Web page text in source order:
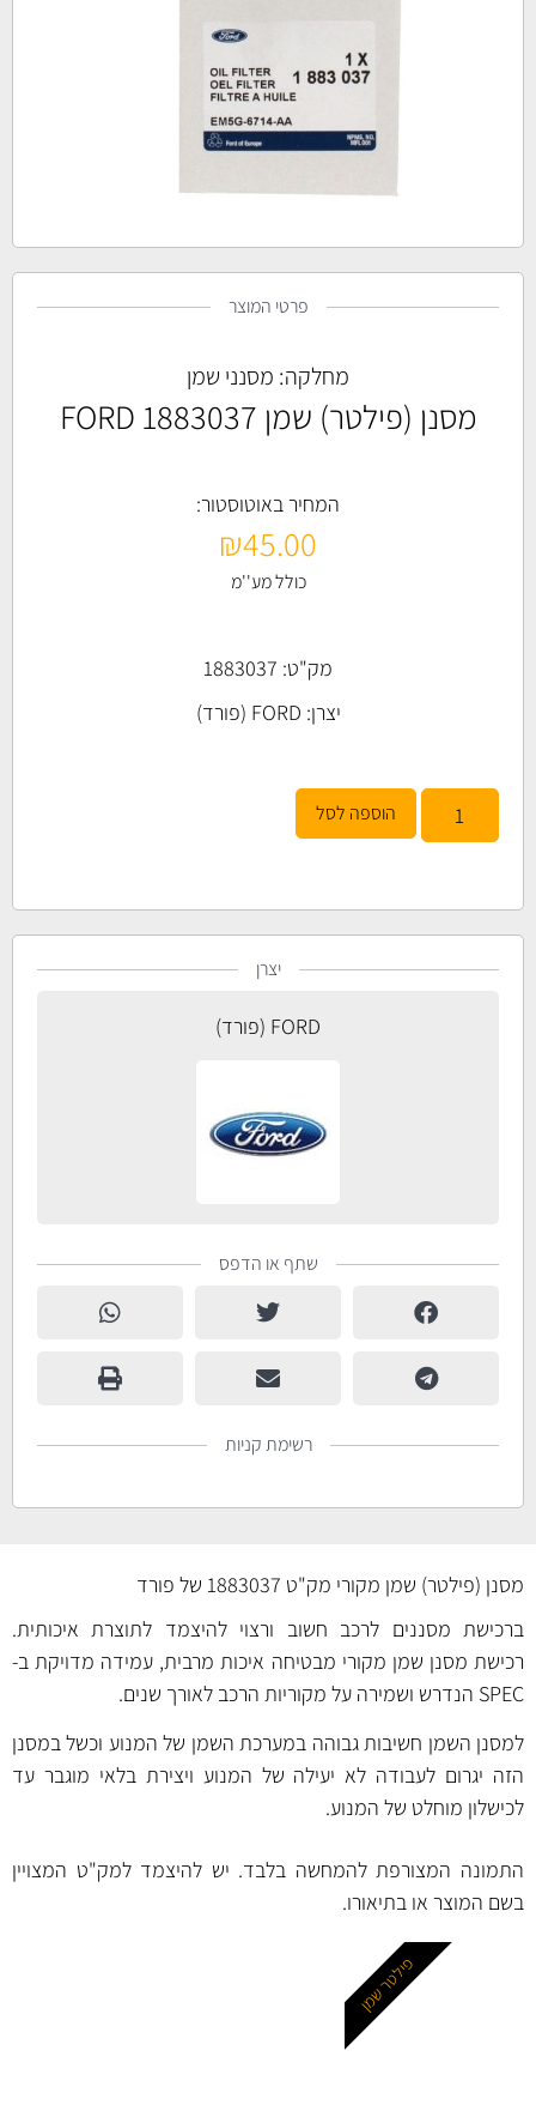
פרטי המוצר
מחלקה: מסנני שמן
מסנן (פילטר) שמן FORD 1883037
המחיר באוטוסטור:
₪45.00
כולל מע''מ
מק"ט: 1883037
יצרן: FORD (פורד)
הוספה לסל
יצרן
FORD (פורד)
שתף או הדפס
רשימת קניות
מסנן (פילטר) שמן מקורי מק"ט 1883037 של פורד
ברכישת מסננים לרכב חשוב ורצוי להיצמד לתוצרת איכותית.
רכישת מסנן שמן מקורי מבטיחה איכות מרבית, עמידה מדויקת ב-
SPEC הנדרש ושמירה על מקוריות הרכב לאורך שנים.
למסנן השמן חשיבות גבוהה במערכת השמן של המנוע וכשל במסנן
הזה יגרום לעבודה לא יעילה של המנוע ויצירת בלאי מוגבר עד
לכישלון מוחלט של המנוע.
התמונה המצורפת להמחשה בלבד. יש להיצמד למק"ט המצויין
בשם המוצר או בתיאורו.
פילטר שמן